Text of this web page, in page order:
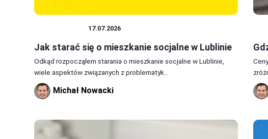
17.07.2026
Jak starać się o mieszkanie socjalne w Lublinie
Odkąd rozpocząłem starania o mieszkanie socjalne w Lublinie,
wiele aspektów związanych z problematyk...
Michał Nowacki